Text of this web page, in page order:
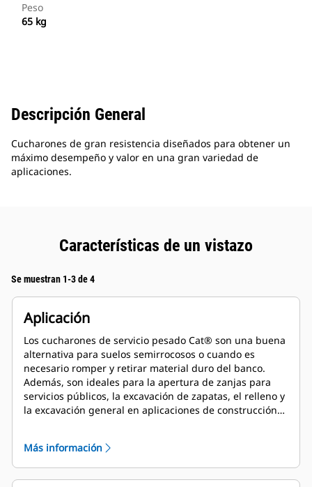
Peso
65 kg
Descripción General
Cucharones de gran resistencia diseñados para obtener un
máximo desempeño y valor en una gran variedad de
aplicaciones.
Características de un vistazo
Se muestran 1-3 de 4
Aplicación
Los cucharones de servicio pesado Cat® son una buena
alternativa para suelos semirrocosos o cuando es
necesario romper y retirar material duro del banco.
Además, son ideales para la apertura de zanjas para
servicios públicos, la excavación de zapatas, el relleno y
la excavación general en aplicaciones de construcción,
Más información